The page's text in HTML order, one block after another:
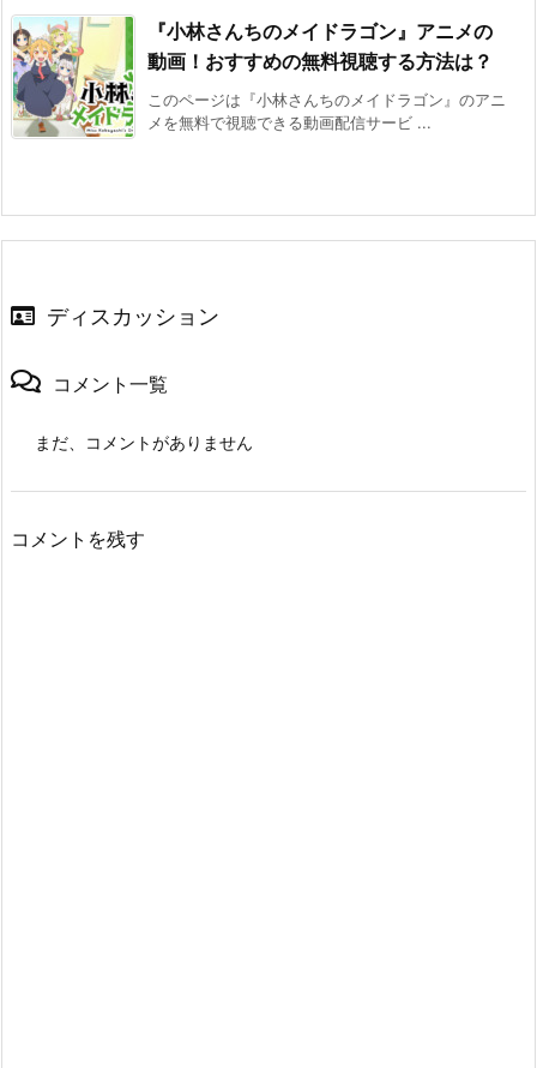
『小林さんちのメイドラゴン』アニメの
動画！おすすめの無料視聴する方法は？
このページは『小林さんちのメイドラゴン』のアニ
メを無料で視聴できる動画配信サービ ...
ディスカッション
コメント一覧
まだ、コメントがありません
コメントを残す